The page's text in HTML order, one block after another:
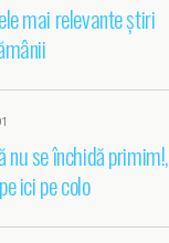
mai relevante știri
nu se închidă primim!,
ici pe colo